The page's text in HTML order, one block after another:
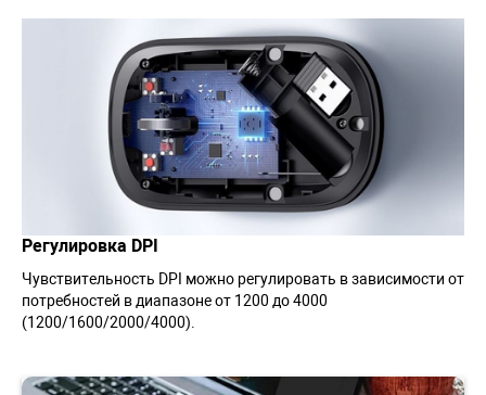
Регулировка DPI
Чувствительность DPI можно регулировать в зависимости от
потребностей в диапазоне от 1200 до 4000
(1200/1600/2000/4000).